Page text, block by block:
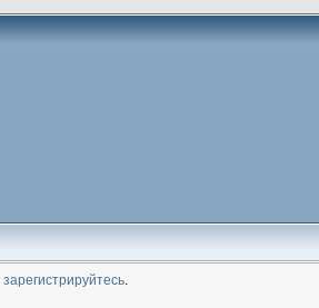
зарегистрируйтесь